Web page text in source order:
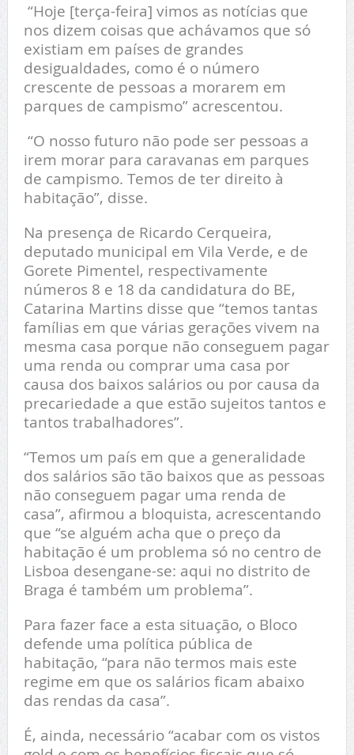
“Hoje [terça-feira] vimos as notícias que
nos dizem coisas que achávamos que só
existiam em países de grandes
desigualdades, como é o número
crescente de pessoas a morarem em
parques de campismo” acrescentou.
“O nosso futuro não pode ser pessoas a
irem morar para caravanas em parques
de campismo. Temos de ter direito à
habitação”, disse.
Na presença de Ricardo Cerqueira,
deputado municipal em Vila Verde, e de
Gorete Pimentel, respectivamente
números 8 e 18 da candidatura do BE,
Catarina Martins disse que “temos tantas
famílias em que várias gerações vivem na
mesma casa porque não conseguem pagar
uma renda ou comprar uma casa por
causa dos baixos salários ou por causa da
precariedade a que estão sujeitos tantos e
tantos trabalhadores”.
“Temos um país em que a generalidade
dos salários são tão baixos que as pessoas
não conseguem pagar uma renda de
casa”, afirmou a bloquista, acrescentando
que “se alguém acha que o preço da
habitação é um problema só no centro de
Lisboa desengane-se: aqui no distrito de
Braga é também um problema”.
Para fazer face a esta situação, o Bloco
defende uma política pública de
habitação, “para não termos mais este
regime em que os salários ficam abaixo
das rendas da casa”.
É, ainda, necessário “acabar com os vistos